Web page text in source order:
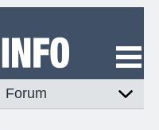
Forum